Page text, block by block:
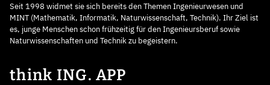
Seit 1998 widmet sie sich bereits den Themen Ingenieurwesen und
MINT (Mathematik, Informatik, Naturwissenschaft, Technik). Ihr Ziel ist
es, junge Menschen schon frühzeitig für den Ingenieursberuf sowie
Naturwissenschaften und Technik zu begeistern.
think ING. APP